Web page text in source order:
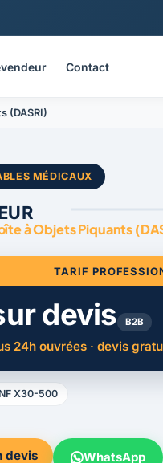
Contact
(DASRI)
MÉDICAUX
à Objets Piquants
TARIF
devis B2B
24h ouvrées · devis
NF X30-500
devis WhatsApp